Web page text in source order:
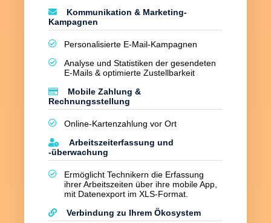
Kommunikation & Marketing-
Kampagnen
Personalisierte E-Mail-Kampagnen
Analyse und Statistiken der gesendeten
E-Mails & optimierte Zustellbarkeit
Mobile Zahlung &
Rechnungsstellung
Online-Kartenzahlung vor Ort
Arbeitszeiterfassung und
-überwachung
Ermöglicht Technikern die Erfassung
ihrer Arbeitszeiten über ihre mobile App,
mit Datenexport im XLS-Format.
Verbindung zu Ihrem Ökosystem